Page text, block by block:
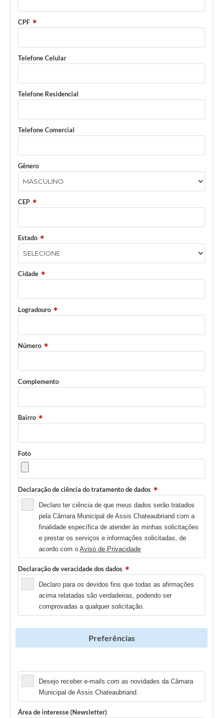
CPF
Telefone Celular
Telefone Residencial
Telefone Comercial
Gênero
CEP
Estado
Cidade
Logradouro
Número
Complemento
Bairro
Foto
Declaração de ciência do tratamento de dados
Declaro ter ciência de que meus dados serão tratados
pela Câmara Municipal de Assis Chateaubriand com a
finalidade específica de atender às minhas solicitações
e prestar os serviços e informações solicitadas, de
acordo com o Aviso de Privacidade
Declaração de veracidade dos dados
Declaro para os devidos fins que todas as afirmações
acima relatadas são verdadeiras, podendo ser
comprovadas a qualquer solicitação.
Preferências
Desejo receber e-mails com as novidades da Câmara
Municipal de Assis Chateaubriand.
Área de interesse (Newsletter)